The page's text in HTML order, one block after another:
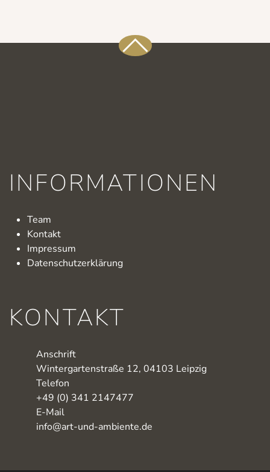
INFORMATIONEN
Team
Kontakt
Impressum
Datenschutzerklärung
KONTAKT
Anschrift
Wintergartenstraße 12, 04103 Leipzig
Telefon
+49 (0) 341 2147477
E-Mail
info@art-und-ambiente.de